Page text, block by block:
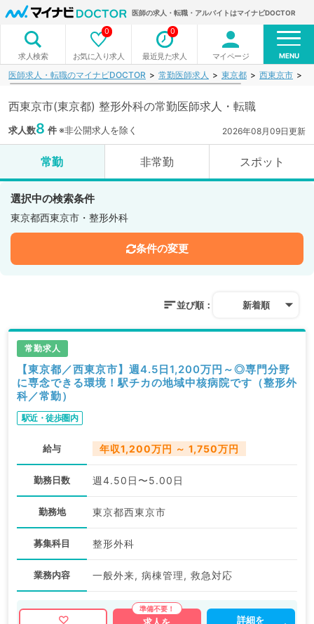
医師の求人・転職・アルバイトはマイナビDOCTOR
求人検索 お気に入り求人
0
最近見た求人
0
マイページ MENU
医師求人・転職のマイナビDOCTOR 常勤医師求人 東京都 西東京市
西東京市(東京都) 整形外科の常勤医師求人・転職
求人数8 件※非公開求人を除く 2026年08月09日更新
常勤 非常勤 スポット
選択中の検索条件
東京都西東京市・整形外科
条件の変更
並び順： 新着順
常勤求人
【東京都／西東京市】週4.5日1,200万円～◎専門分野
に専念できる環境！駅チカの地域中核病院です（整形外
科／常勤）
駅近・徒歩圏内
給与 年収1,200万円 ～ 1,750万円
勤務日数 週4.50日〜5.00日
勤務地 東京都西東京市
募集科目 整形外科
業務内容 一般外来, 病棟管理, 救急対応
詳細を